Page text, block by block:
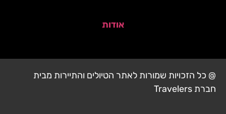
אודות
@ כל הזכויות שמורות לאתר הטיולים והתיירות מבית
חברת Travelers